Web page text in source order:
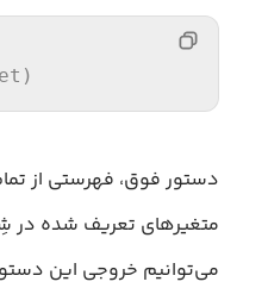
)
دستور فوق، فهرستی از
متغیرهای تعریف شده در
می‌توانیم خروجی این